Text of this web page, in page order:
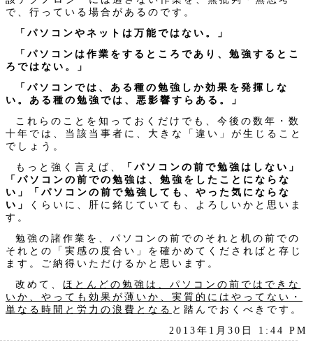
で、行っている場合があるのです。
「パソコンやネットは万能ではない。」
「パソコンは作業をするところであり、勉強するとこ
ろではない。」
「パソコンでは、ある種の勉強しか効果を発揮しな
い。ある種の勉強では、悪影響すらある。」
これらのことを知っておくだけでも、今後の数年・数
十年では、当該当事者に、大きな「違い」が生じること
でしょう。
もっと強く言えば、
「パソコンの前で勉強はしない」
「パソコンの前での勉強は、勉強をしたことにならな
い」「パソコンの前で勉強しても、やった気にならな
い」
くらいに、肝に銘じていても、よろしいかと思いま
す。
勉強の諸作業を、パソコンの前でのそれと机の前での
それとの「実感の度合い」を確かめてくださればと存じ
ます。ご納得いただけるかと思います。
改めて、ほとんどの勉強は、パソコンの前ではできな
いか、やっても効果が薄いか、実質的にはやってない・
単なる時間と労力の浪費となる と踏んでおくべきです。
2013年1月30日 1:44 PM